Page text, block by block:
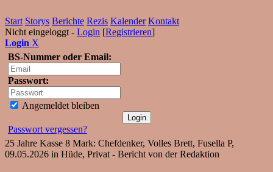
Start Storys Berichte Rezis Kalender Kontakt
Nicht eingeloggt - Login [Registrieren]
Login X
BS-Nummer oder Email:
Passwort:
Angemeldet bleiben
Passwort vergessen?
25 Jahre Kasse 8 Mark: Chefdenker, Volles Brett, Fusella P,
09.05.2026 in Hüde, Privat - Bericht von der Redaktion